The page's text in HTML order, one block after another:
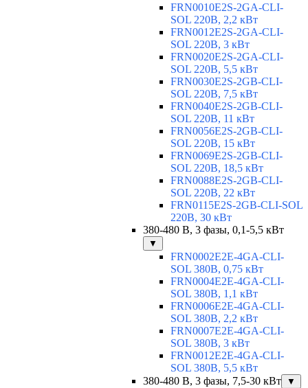
FRN0010E2S-2GA-CLI-
SOL 220В, 2,2 кВт
FRN0012E2S-2GA-CLI-
SOL 220В, 3 кВт
FRN0020E2S-2GA-CLI-
SOL 220В, 5,5 кВт
FRN0030E2S-2GB-CLI-
SOL 220В, 7,5 кВт
FRN0040E2S-2GB-CLI-
SOL 220В, 11 кВт
FRN0056E2S-2GB-CLI-
SOL 220В, 15 кВт
FRN0069E2S-2GB-CLI-
SOL 220В, 18,5 кВт
FRN0088E2S-2GB-CLI-
SOL 220В, 22 кВт
FRN0115E2S-2GB-CLI-SOL
220В, 30 кВт
380-480 В, 3 фазы, 0,1-5,5 кВт
▼
FRN0002E2E-4GA-CLI-
SOL 380В, 0,75 кВт
FRN0004E2E-4GA-CLI-
SOL 380В, 1,1 кВт
FRN0006E2E-4GA-CLI-
SOL 380В, 2,2 кВт
FRN0007E2E-4GA-CLI-
SOL 380В, 3 кВт
FRN0012E2E-4GA-CLI-
SOL 380В, 5,5 кВт
380-480 В, 3 фазы, 7,5-30 кВт
▼